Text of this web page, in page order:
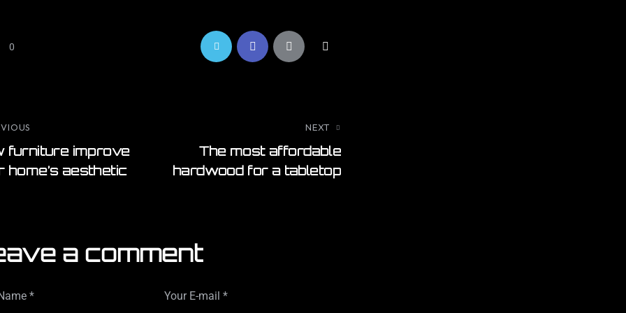
0
furniture improve
home’s aesthetic
NEXT
The most affordable
hardwood for a tabletop
a comment